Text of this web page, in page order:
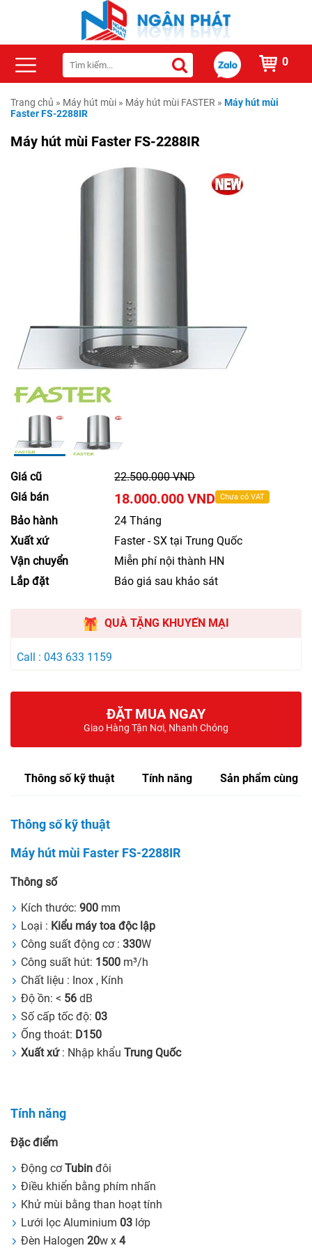
0
Trang chủ » Máy hút mùi » Máy hút mùi FASTER » Máy hút mùi
Faster FS-2288IR
Máy hút mùi Faster FS-2288IR
Giá cũ
22.500.000 VND
Giá bán
18.000.000 VND Chưa có VAT
Bảo hành
24 Tháng
Xuất xứ
Faster - SX tại Trung Quốc
Vận chuyển
Miễn phí nội thành HN
Lắp đặt
Báo giá sau khảo sát
QUÀ TẶNG KHUYẾN MẠI
Call : 043 633 1159
ĐẶT MUA NGAY
Giao Hàng Tận Nơi, Nhanh Chóng
Thông số kỹ thuật Tính năng Sản phẩm cùng
Thông số kỹ thuật
Máy hút mùi Faster FS-2288IR
Thông số
Kích thước: 900 mm
Loại : Kiểu máy toa độc lập
Công suất động cơ : 330W
Công suất hút: 1500 m³/h
Chất liệu : Inox , Kính
Độ ồn: < 56 dB
Số cấp tốc độ: 03
Ống thoát: D150
Xuất xứ: Nhập khẩu Trung Quốc
Tính năng
Đặc điểm
Động cơTubin đôi
Điều khiển bằng phím nhấn
Khử mùi bằng than hoạt tính
Lưới lọc Aluminium 03 lớp
Đèn Halogen 20w x 4